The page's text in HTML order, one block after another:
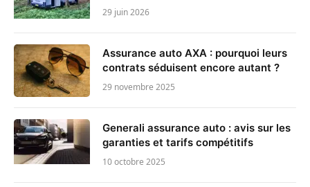
29 juin 2026
Assurance auto AXA : pourquoi leurs
contrats séduisent encore autant ?
29 novembre 2025
Generali assurance auto : avis sur les
garanties et tarifs compétitifs
10 octobre 2025